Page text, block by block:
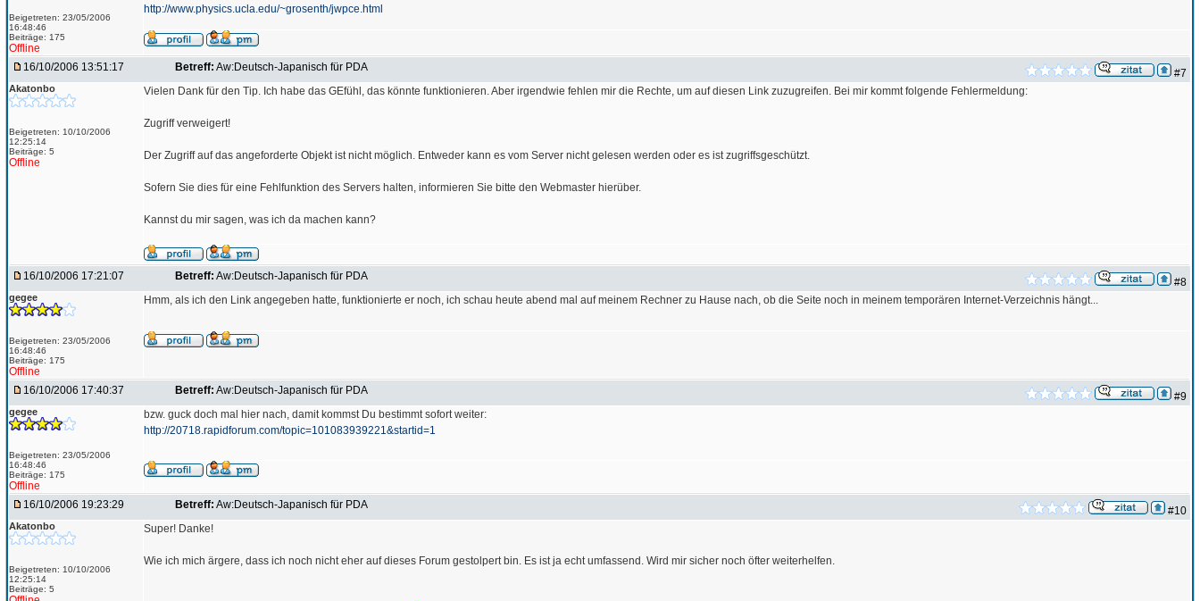
Beigetreten: 23/05/2006
16:48:46
Beiträge: 175
Offline
http://www.physics.ucla.edu/~grosenth/jwpce.html
16/10/2006 13:51:17 Betreff: Aw:Deutsch-Japanisch für PDA #7
Akatonbo
Beigetreten: 10/10/2006
12:25:14
Beiträge: 5
Offline
Vielen Dank für den Tip. Ich habe das GEfühl, das könnte funktionieren. Aber irgendwie fehlen mir die Rechte, um auf diesen Link zuzugreifen. Bei mir kommt folgende Fehlermeldung:
Zugriff verweigert!
Der Zugriff auf das angeforderte Objekt ist nicht möglich. Entweder kann es vom Server nicht gelesen werden oder es ist zugriffsgeschützt.
Sofern Sie dies für eine Fehlfunktion des Servers halten, informieren Sie bitte den Webmaster hierüber.
Kannst du mir sagen, was ich da machen kann?
16/10/2006 17:21:07 Betreff: Aw:Deutsch-Japanisch für PDA #8
gegee
Beigetreten: 23/05/2006
16:48:46
Beiträge: 175
Offline
Hmm, als ich den Link angegeben hatte, funktionierte er noch, ich schau heute abend mal auf meinem Rechner zu Hause nach, ob die Seite noch in meinem temporären Internet-Verzeichnis hängt...
16/10/2006 17:40:37 Betreff: Aw:Deutsch-Japanisch für PDA #9
gegee
Beigetreten: 23/05/2006
16:48:46
Beiträge: 175
Offline
bzw. guck doch mal hier nach, damit kommst Du bestimmt sofort weiter:
http://20718.rapidforum.com/topic=101083939221&startid=1
16/10/2006 19:23:29 Betreff: Aw:Deutsch-Japanisch für PDA #10
Akatonbo
Beigetreten: 10/10/2006
12:25:14
Beiträge: 5
Super! Danke!
Wie ich mich ärgere, dass ich noch nicht eher auf dieses Forum gestolpert bin. Es ist ja echt umfassend. Wird mir sicher noch öfter weiterhelfen.